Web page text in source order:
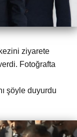
ziyarete
Fotoğrafta
şöyle duyurdu